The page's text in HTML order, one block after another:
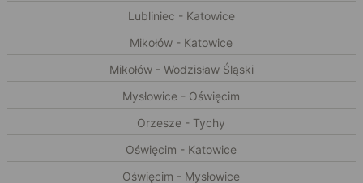
Lubliniec - Katowice
Mikołów - Katowice
Mikołów - Wodzisław Śląski
Mysłowice - Oświęcim
Orzesze - Tychy
Oświęcim - Katowice
Oświęcim - Mysłowice